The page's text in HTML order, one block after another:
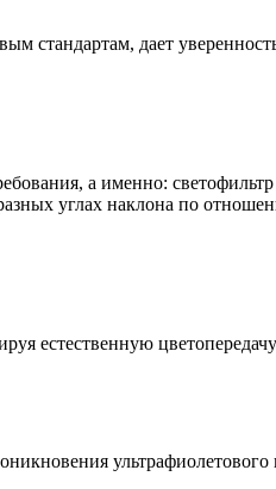
стандартам, дает
а именно:
углах наклона по
естественную